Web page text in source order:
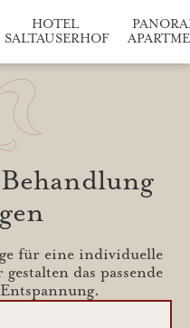
HOTEL
SALTAUSERHOF
für eine individuelle
das passende